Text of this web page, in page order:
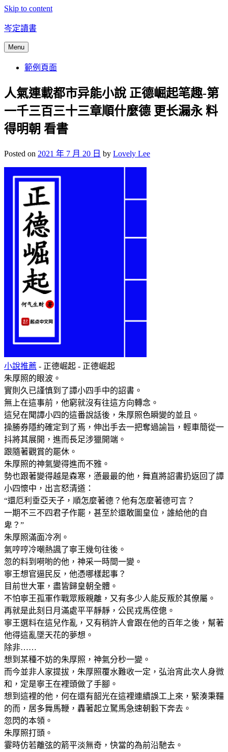
Skip to content
岑定讀書
Menu
範例頁面
人氣連載都市异能小說 正德崛起笔趣-第
一千三百三十三章順什麼德 更长漏永 料
得明朝 看書
Posted on 2021 年 7 月 20 日 by Lovely Lee
小說推薦 - 正德崛起 - 正德崛起
朱厚照的眼波。
實則久已謹慎到了譚小四手中的詔書。
無上在這事前，他窮就沒有往這方向轉念。
這兒在聞譚小四的這番說話後，朱厚照色瞬變的並且。
操勝券隱約確定到了焉，伸出手去一把奪過諭旨，輕車簡從一
抖將其展開，進而長足涉獵開端。
跟隨著觀賞的罷休。
朱厚照的神氣變得進而不雅。
勢也跟著變得越是森寒，懣最最的他，舞直將詔書扔返回了譚
小四懷中，出言怒清道：
“還厄利垂亞天子，順怎麼著德？他有怎麼著德可言？
一期不三不四君子作罷，甚至於還敢圖皇位，誰給他的自
卑？”
朱厚照滿面冷冽。
氣哼哼冷嘲熱諷了寧王幾句往後。
忽的料到嗬喲的他，神采一時間一變。
寧王想官逼民反，他憑哪樣起事？
目前世大軍，盡皆歸皇朝全體。
不怕寧王孤軍作戰眾叛親離，又有多少人能反叛於其僚屬。
再就是此刻日月滿處平平靜靜，公民戎馬倥傯。
寧王選料在這兒作亂，又有稍許人會跟在他的百年之後，幫著
他得這亂墜天花的夢想。
除非……
想到某種不妨的朱厚照，神氣分秒一變。
而今並非人家提拔，朱厚照覆水難收一定，弘治宵此次人身微
和，定是寧王在裡頭做了手腳。
想到這裡的他，何在還有韶光在這裡連續誤工上來，緊湊秉韁
的而，居多舞馬鞭，轟著起立駑馬急速朝轂下奔去。
忽閃的本領。
朱厚照打頭。
霎時仿若離弦的箭平淡無奇，快當的為前沿馳去。